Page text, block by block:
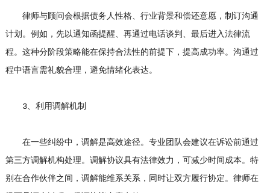
律师与顾问会根据债务人性格、行业背景和偿还意愿，制订沟通
计划。例如，先以通知函提醒、再通过电话谈判、最后进入法律流
程。这种分阶段策略能在保持合法性的前提下，提高成功率。沟通过
程中语言需礼貌合理，避免情绪化表达。
3、利用调解机制
在一些纠纷中，调解是高效途径。专业团队会建议在诉讼前通过
第三方调解机构处理。调解协议具有法律效力，可减少时间成本。特
别在合作伙伴之间，调解能维系关系，同时让双方履行协定。律师在